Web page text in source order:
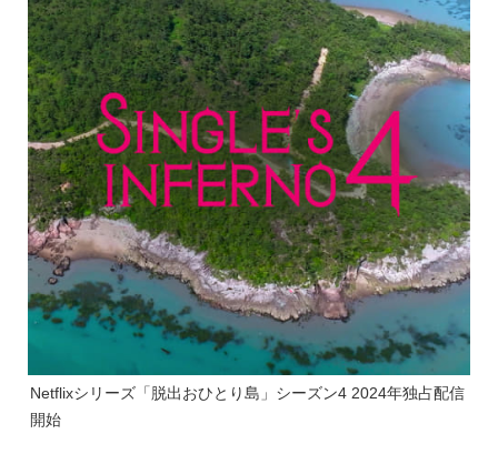
Netflixシリーズ「脱出おひとり島」シーズン4 2024年独占配信
開始